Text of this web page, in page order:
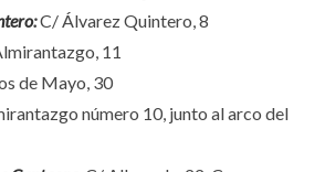
:C/ Álvarez Quintero, 8
11
de Mayo, 30
número 10, junto al arco del